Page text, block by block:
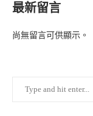
最新留言
尚無留言可供顯示。